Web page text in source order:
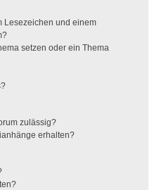
Lesezeichen und einem
setzen oder ein Thema
zulässig?
erhalten?